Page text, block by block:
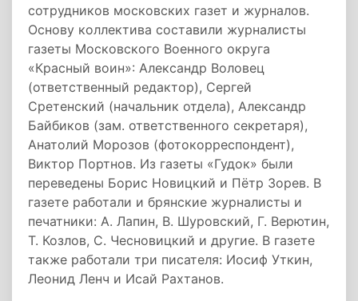
сотрудников московских газет и журналов.
Основу коллектива составили журналисты
газеты Московского Военного округа
«Красный воин»: Александр Воловец
(ответственный редактор), Сергей
Сретенский (начальник отдела), Александр
Байбиков (зам. ответственного секретаря),
Анатолий Морозов (фотокорреспондент),
Виктор Портнов. Из газеты «Гудок» были
переведены Борис Новицкий и Пётр Зорев. В
газете работали и брянские журналисты и
печатники: А. Лапин, В. Шуровский, Г. Верютин,
Т. Козлов, С. Чесновицкий и другие. В газете
также работали три писателя: Иосиф Уткин,
Леонид Ленч и Исай Рахтанов.